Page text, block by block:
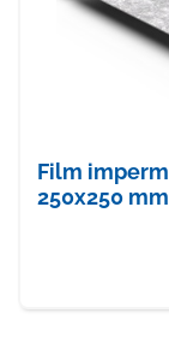
Film
250x250